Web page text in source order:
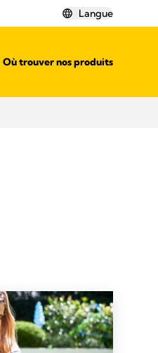
Langue
Où trouver nos produits